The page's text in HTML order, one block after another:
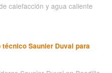
calefacción y agua caliente
Saunier Duval para